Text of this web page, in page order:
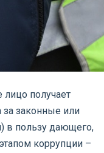
лицо получает
законные или
в пользу дающего,
коррупции –